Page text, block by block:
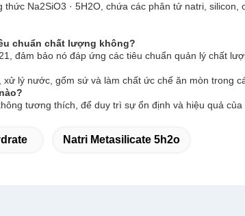
Na2SiO3 · 5H2O, chứa các phân tử natri,
chuẩn chất lượng không?
đảm bảo nó đáp ứng các tiêu chuẩn quản lý chất
lý nước, gốm sứ và làm chất ức chế ăn mòn trong
tương thích, để duy trì sự ổn định và hiệu quả của
Natri Metasilicate 5h2o